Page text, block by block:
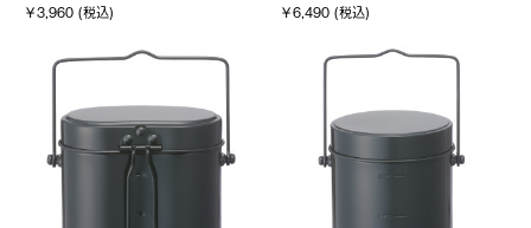
￥3,960 (税込) ￥6,490 (税込)